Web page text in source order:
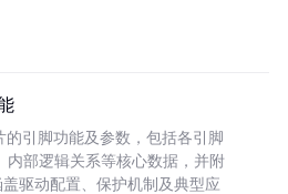
的引脚功能及参数，包括各引脚
内部逻辑关系等核心数据，并附
驱动配置、保护机制及典型应